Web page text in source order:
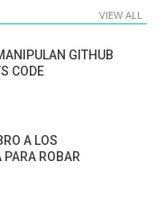
VIEW ALL
GITHUB
CODE
A LOS
PARA ROBAR